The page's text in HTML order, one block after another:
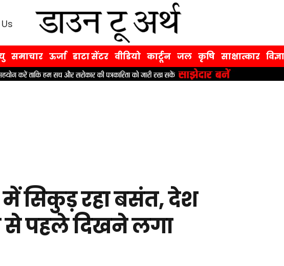
समाचार ऊर्जा डाटा सेंटर वीडियो कार्टून जल कृषि साक्षात्कार
सिकुड़ रहा बसंत, देश
पहले दिखने लगा